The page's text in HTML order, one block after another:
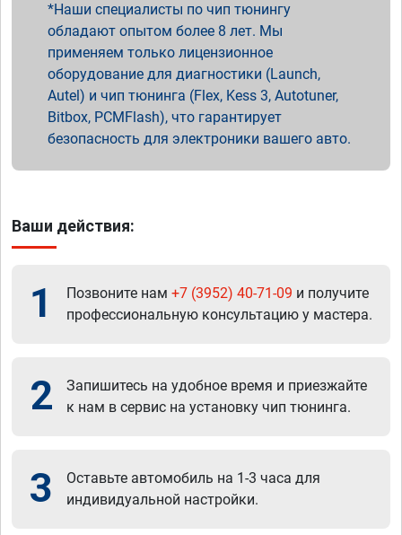
Наши специалисты по чип тюнингу
обладают опытом более 8 лет. Мы
применяем только лицензионное
оборудование для диагностики (Launch,
Autel) и чип тюнинга (Flex, Kess 3, Autotuner,
Bitbox, PCMFlash), что гарантирует
безопасность для электроники вашего авто.
Ваши действия:
1 Позвоните нам +7 (3952) 40-71-09 и получите
профессиональную консультацию у мастера.
2
Запишитесь на удобное время и приезжайте
к нам в сервис на установку чип тюнинга.
3
Оставьте автомобиль на 1-3 часа для
индивидуальной настройки.